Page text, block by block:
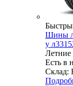
Шины
у
Летние
Есть в
Склад: